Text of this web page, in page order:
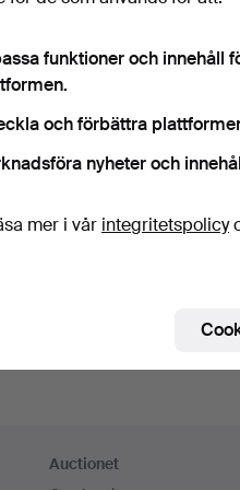
på Auctionets
experttips, utvalda föremål och
är över 18 år och jag
att jag har tagit del av
Auctionet
funktioner och innehåll
och förbättra
nyheter och
mer i vår integritetspolicy